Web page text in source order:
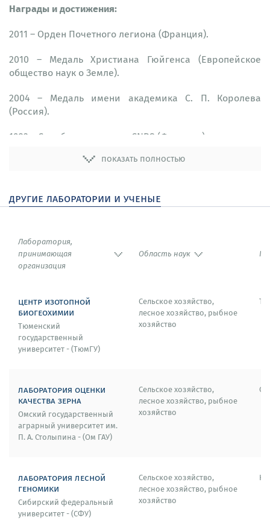
Награды и достижения:
2011 – Орден Почетного легиона (Франция).
2010 – Медаль Христиана Гюйгенса (Европейское
общество наук о Земле).
2004 – Медаль имени академика С. П. Королева
(Россия).
1983 – Серебряная медаль CNRS (Франция).
1982 – Премия Деландра (Франция).
показать полностью
другие лаборатории и ученые
Лаборатория,
принимающая
организация
Область наук
центр изотопной
биогеохимии
Тюменский
государственный
университет - (ТюмГУ)
Сельское хозяйство,
лесное хозяйство, рыбное
хозяйство
лаборатория оценки
качества зерна
Омский государственный
аграрный университет им.
П. А. Столыпина - (Ом ГАУ)
Сельское хозяйство,
лесное хозяйство, рыбное
хозяйство
лаборатория лесной
геномики
Сибирский федеральный
университет - (СФУ)
Сельское хозяйство,
лесное хозяйство, рыбное
хозяйство